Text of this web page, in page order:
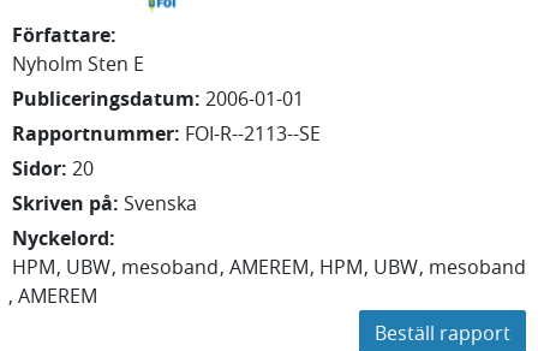
Författare:
Nyholm Sten E
Publiceringsdatum: 2006-01-01
Rapportnummer: FOI-R--2113--SE
Sidor: 20
Skriven på: Svenska
Nyckelord:
HPM UBW mesoband AMEREM HPM UBW mesoband
AMEREM
Beställ rapport